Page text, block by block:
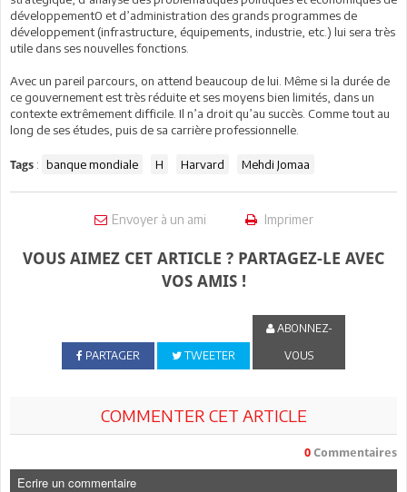
développement0 et d’administration des grands programmes de
développement (infrastructure, équipements, industrie, etc.) lui sera très
utile dans ses nouvelles fonctions.
Avec un pareil parcours, on attend beaucoup de lui. Même si la durée de
ce gouvernement est très réduite et ses moyens bien limités, dans un
contexte extrêmement difficile. Il n’a droit qu’au succès. Comme tout au
long de ses études, puis de sa carrière professionnelle.
Tags : banque mondiale H Harvard Mehdi Jomaa
Envoyer à un ami Imprimer
VOUS AIMEZ CET ARTICLE ? PARTAGEZ-LE AVEC
VOS AMIS !
PARTAGER TWEETER
ABONNEZ-
VOUS
COMMENTER CET ARTICLE
0 Commentaires
Ecrire un commentaire